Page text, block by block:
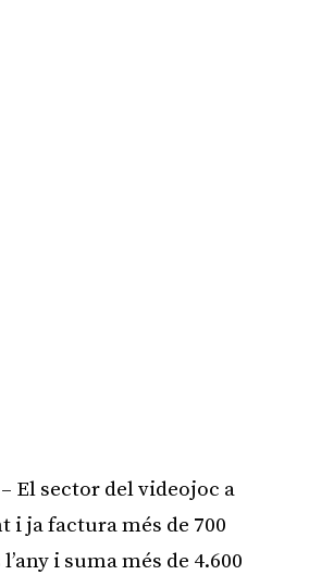
El sector del videojoc a
i ja factura més de 700
i suma més de 4.600